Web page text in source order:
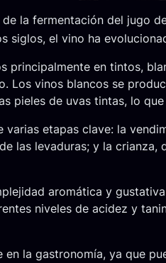
la fermentación del jugo
siglos, el vino ha
principalmente en tintos,
Los vinos blancos se
pieles de uvas tintas, lo
etapas clave: la
las levaduras; y la
aromática y
niveles de acidez y
la gastronomía, ya que